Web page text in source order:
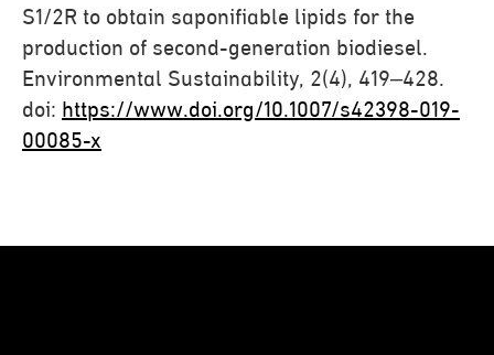
S1/2R to obtain saponifiable lipids for the
production of second-generation biodiesel.
Environmental Sustainability, 2(4), 419–428.
doi: https://www.doi.org/10.1007/s42398-019-
00085-x